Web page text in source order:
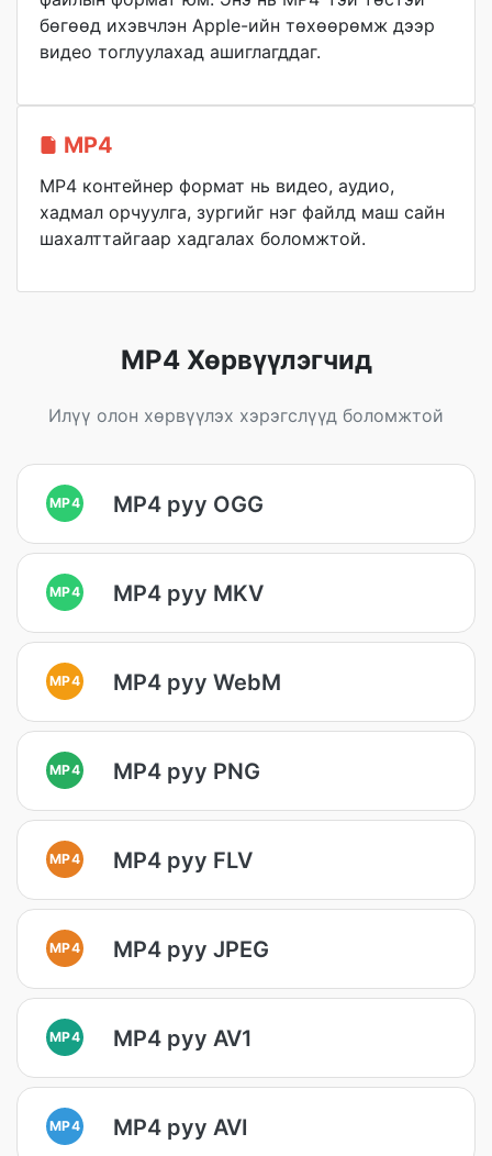
бөгөөд ихэвчлэн Apple-ийн төхөөрөмж дээр
видео тоглуулахад ашиглагддаг.
MP4
MP4 контейнер формат нь видео, аудио,
хадмал орчуулга, зургийг нэг файлд маш сайн
шахалттайгаар хадгалах боломжтой.
MP4 Хөрвүүлэгчид
Илүү олон хөрвүүлэх хэрэгслүүд боломжтой
MP4 MP4 руу OGG
MP4 MP4 руу MKV
MP4 MP4 руу WebM
MP4 MP4 руу PNG
MP4 MP4 руу FLV
MP4 MP4 руу JPEG
MP4 MP4 руу AV1
MP4 MP4 руу AVI